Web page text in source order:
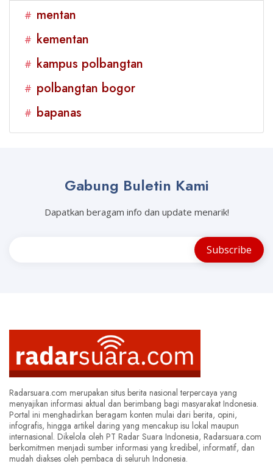
# mentan
# kementan
# kampus polbangtan
# polbangtan bogor
# bapanas
Gabung Buletin Kami
Dapatkan beragam info dan update menarik!
Radarsuara.com merupakan situs berita nasional terpercaya yang
menyajikan informasi aktual dan berimbang bagi masyarakat Indonesia.
Portal ini menghadirkan beragam konten mulai dari berita, opini,
infografis, hingga artikel daring yang mencakup isu lokal maupun
internasional. Dikelola oleh PT Radar Suara Indonesia, Radarsuara.com
berkomitmen menjadi sumber informasi yang kredibel, informatif, dan
mudah diakses oleh pembaca di seluruh Indonesia.